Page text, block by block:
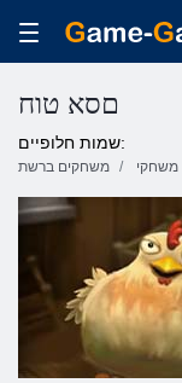
םסא טוח
שמות חלופיים:
משחקים ברשת